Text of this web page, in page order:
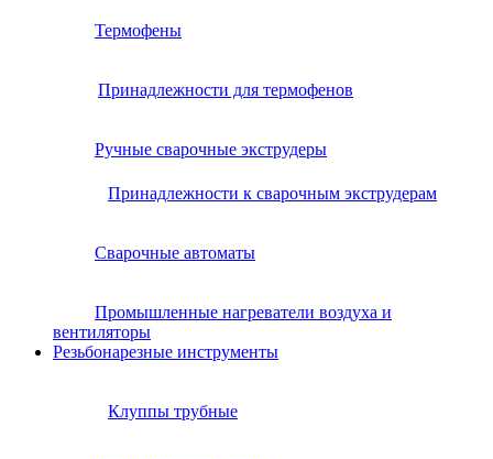
Термофены
Принадлежности для термофенов
Ручные сварочные экструдеры
Принадлежности к сварочным экструдерам
Сварочные автоматы
Промышленные нагреватели воздуха и
вентиляторы
Резьбонарезные инструменты
Клуппы трубные